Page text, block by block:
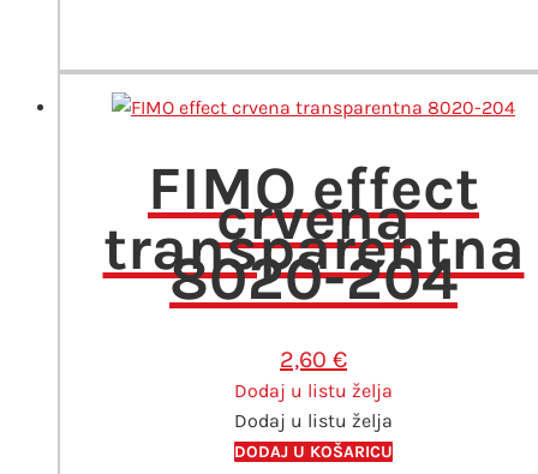
FIMO effect
crvena
transparentna
8020-204
2,60 €
Dodaj u listu želja
Dodaj u listu želja
DODAJ U KOŠARICU